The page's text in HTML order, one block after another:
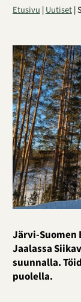
Etusivu|Uutiset|
Järvi-Suomen
Jaalassa
suunnalla.
puolella.